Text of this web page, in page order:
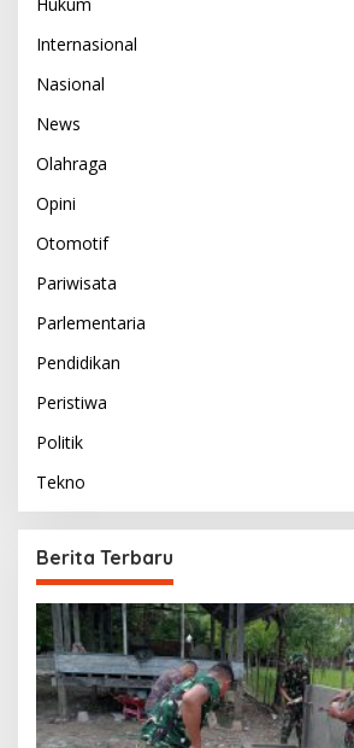
Hukum
Internasional
Nasional
News
Olahraga
Opini
Otomotif
Pariwisata
Parlementaria
Pendidikan
Peristiwa
Politik
Tekno
Berita Terbaru